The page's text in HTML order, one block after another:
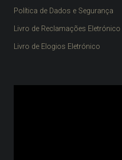
Política de Dados e Segurança
Livro de Reclamações Eletrónico
Livro de Elogios Eletrónico